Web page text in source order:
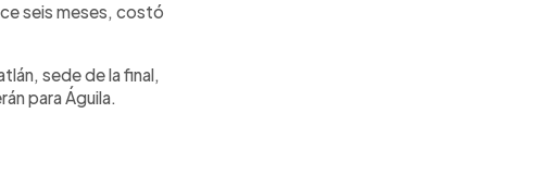
seis meses, costó
sede de la final,
para Águila.